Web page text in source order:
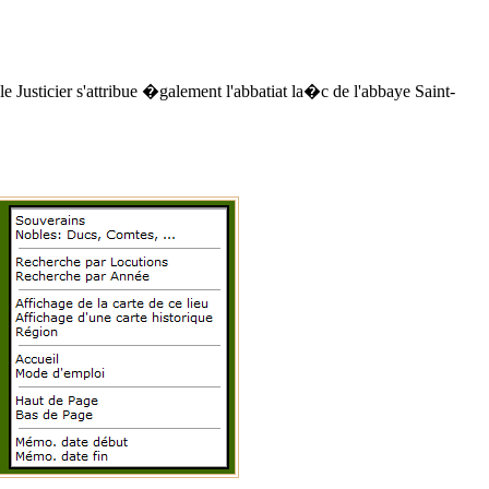
s'attribue �galement l'abbatiat la�c de l'abbaye Saint-